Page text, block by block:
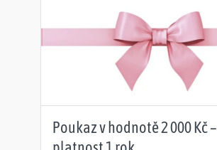
Poukaz v hodnotě 2 000 Kč –